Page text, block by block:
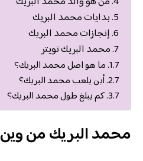
بدايات محمد البريك
إنجازات محمد البريك
محمد البريك تويتر
ما هو اصل محمد البريك؟
أين يلعب محمد البريك؟
كم يبلغ طول محمد البريك؟
محمد البريك من وين